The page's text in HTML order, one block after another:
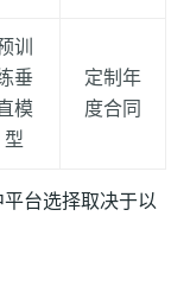
训
垂
模
型
定制年
度合同
台选择取决于以